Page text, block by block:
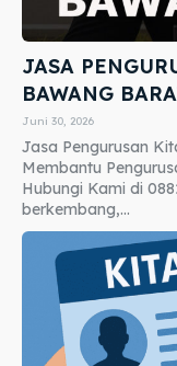
JASA
BAWANG
Juni 30, 2026
Jasa Pengurusan
Membantu
Hubungi Kami di
berkembang,...